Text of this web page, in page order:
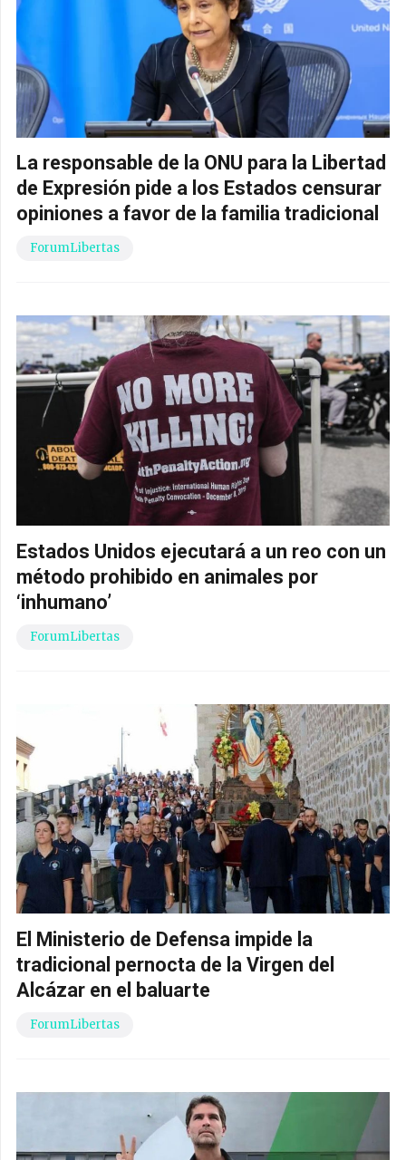
La responsable de la ONU para la Libertad
de Expresión pide a los Estados censurar
opiniones a favor de la familia tradicional
ForumLibertas
Estados Unidos ejecutará a un reo con un
método prohibido en animales por
‘inhumano’
ForumLibertas
El Ministerio de Defensa impide la
tradicional pernocta de la Virgen del
Alcázar en el baluarte
ForumLibertas